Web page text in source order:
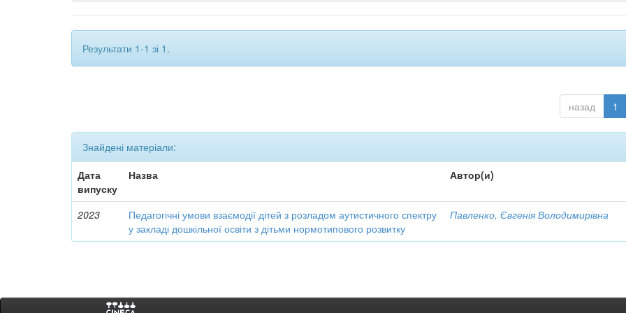
Результати 1-1 зі 1.
назад 1
Знайдені матеріали:
Дата
випуску
Назва Автор(и)
2023
Педагогічні умови взаємодії дітей з розладом аутистичного спектру
у закладі дошкільної освіти з дітьми нормотипового розвитку
Павленко, Євгенія Володимирівна